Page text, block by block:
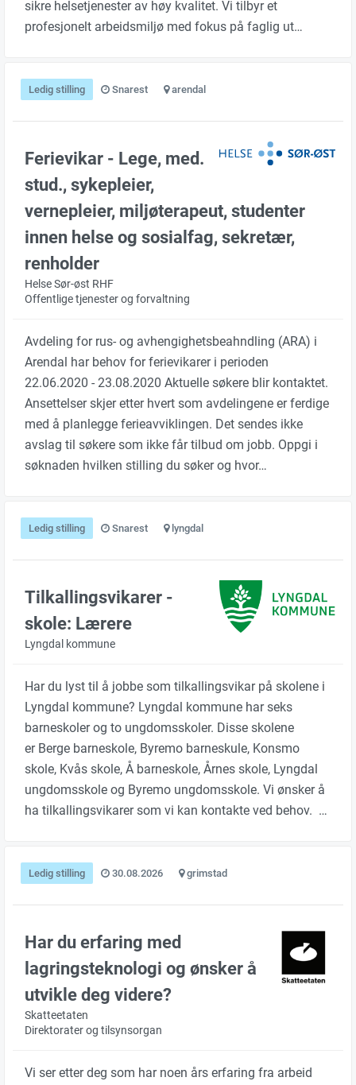
sikre helsetjenester av høy kvalitet. Vi tilbyr et
profesjonelt arbeidsmiljø med fokus på faglig ut…
Ledig stilling Snarest arendal
Ferievikar - Lege, med.
stud., sykepleier,
vernepleier, miljøterapeut, studenter
innen helse og sosialfag, sekretær,
renholder
Helse Sør-øst RHF
Offentlige tjenester og forvaltning
Avdeling for rus- og avhengighetsbeahndling (ARA) i
Arendal har behov for ferievikarer i perioden
22.06.2020 - 23.08.2020 Aktuelle søkere blir kontaktet.
Ansettelser skjer etter hvert som avdelingene er ferdige
med å planlegge ferieavviklingen. Det sendes ikke
avslag til søkere som ikke får tilbud om jobb. Oppgi i
søknaden hvilken stilling du søker og hvor…
Ledig stilling Snarest lyngdal
Tilkallingsvikarer -
skole: Lærere
Lyngdal kommune
Har du lyst til å jobbe som tilkallingsvikar på skolene i
Lyngdal kommune? Lyngdal kommune har seks
barneskoler og to ungdomsskoler. Disse skolene
er Berge barneskole, Byremo barneskule, Konsmo
skole, Kvås skole, Å barneskole, Årnes skole, Lyngdal
ungdomsskole og Byremo ungdomsskole. Vi ønsker å
ha tilkallingsvikarer som vi kan kontakte ved behov. …
Ledig stilling 30.08.2026 grimstad
Har du erfaring med
lagringsteknologi og ønsker å
utvikle deg videre?
Skatteetaten
Direktorater og tilsynsorgan
Vi ser etter deg som har noen års erfaring fra arbeid